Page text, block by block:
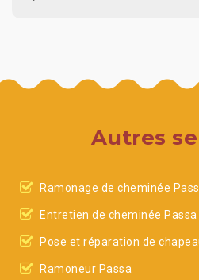
Autres
Ramonage de cheminée
Entretien de cheminée Passa
Pose et réparation de
Ramoneur Passa